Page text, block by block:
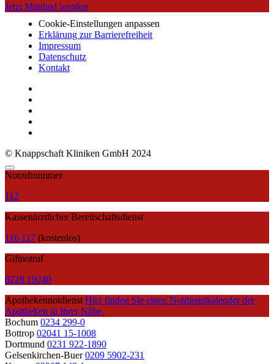
Jetzt Mitglied werden
Cookie-Einstellungen anpassen
Erklärung zur Barrierefreiheit
Impressum
Datenschutz
Kontakt
© Knappschaft Kliniken GmbH 2024
Notrufnummer
112
Kassenärztlicher Bereitschaftsdienst
116 117 (kostenlos)
Giftnotruf
0228 19240
Apothekennotdienst Hier finden Sie einen Notdienstkalender der
Apotheken in Ihrer Nähe.
Bochum 0234 299-0
Bottrop 02041 15-1008
Dortmund 0231 922-1890
Gelsenkirchen-Buer 0209 5902-231